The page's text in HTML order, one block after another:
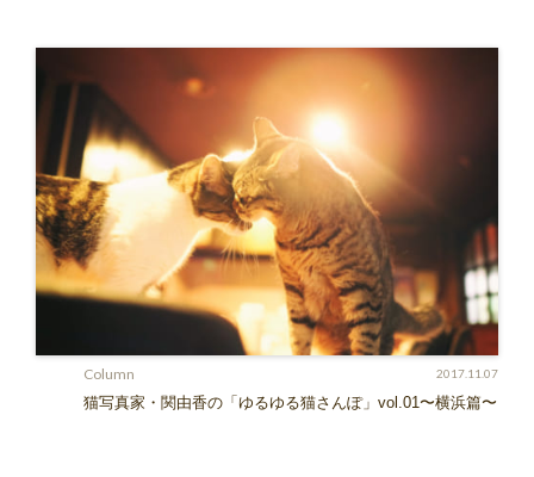
Column 2017.11.07
猫写真家・関由香の「ゆるゆる猫さんぽ」vol.01〜横浜篇〜